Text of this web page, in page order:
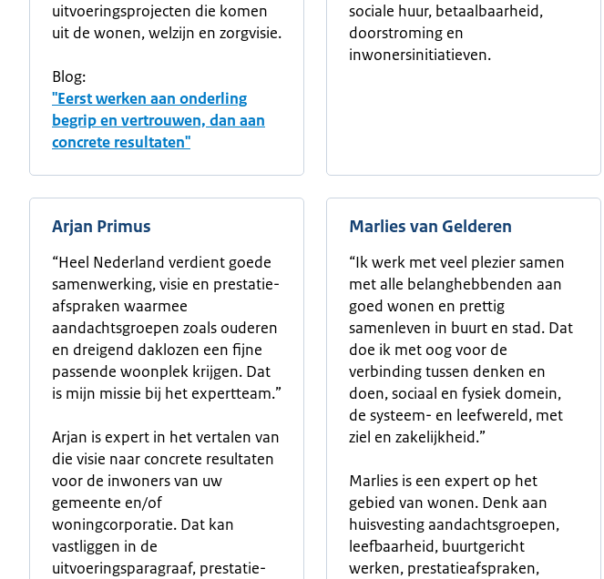
uitvoeringsprojecten die komen
uit de wonen, welzijn en zorgvisie.
Blog:
"Eerst werken aan onderling
begrip en vertrouwen, dan aan
concrete resultaten"
sociale huur, betaalbaarheid,
doorstroming en
inwonersinitiatieven.
Arjan Primus
“Heel Nederland verdient goede
samenwerking, visie en prestatie-
afspraken waarmee
aandachtsgroepen zoals ouderen
en dreigend daklozen een fijne
passende woonplek krijgen. Dat
is mijn missie bij het expertteam.”
Arjan is expert in het vertalen van
die visie naar concrete resultaten
voor de inwoners van uw
gemeente en/of
woningcorporatie. Dat kan
vastliggen in de
uitvoeringsparagraaf, prestatie-
Marlies van Gelderen
“Ik werk met veel plezier samen
met alle belanghebbenden aan
goed wonen en prettig
samenleven in buurt en stad. Dat
doe ik met oog voor de
verbinding tussen denken en
doen, sociaal en fysiek domein,
de systeem- en leefwereld, met
ziel en zakelijkheid.”
Marlies is een expert op het
gebied van wonen. Denk aan
huisvesting aandachtsgroepen,
leefbaarheid, buurtgericht
werken, prestatieafspraken,